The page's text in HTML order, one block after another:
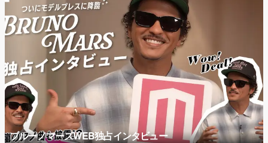
ブルーノマーズWEB独占インタビュー